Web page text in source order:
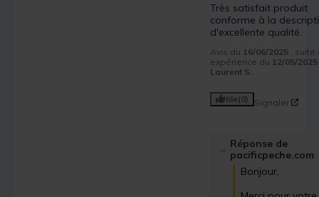
Très satisfait produit
conforme à la
d'excellente qualité.
Avis du 16/06/2025
,
expérience du 12/05/2025
Laurent S.
Utile(0) Signaler
Réponse de
pacificpeche.com
Bonjour,